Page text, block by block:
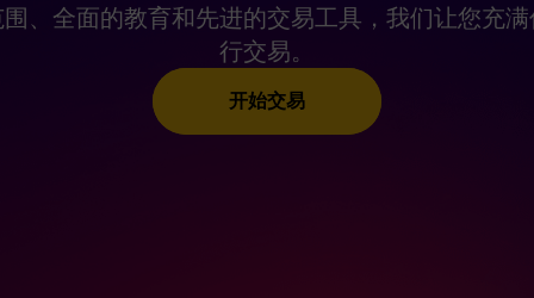
、全面的教育和先进的交易工具，我们让您充
行交易。
开始交易